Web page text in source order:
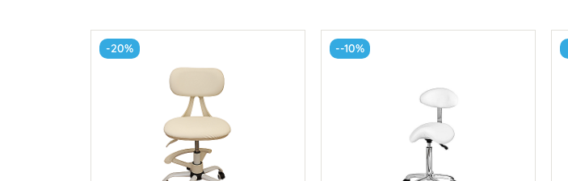
-20% --10%